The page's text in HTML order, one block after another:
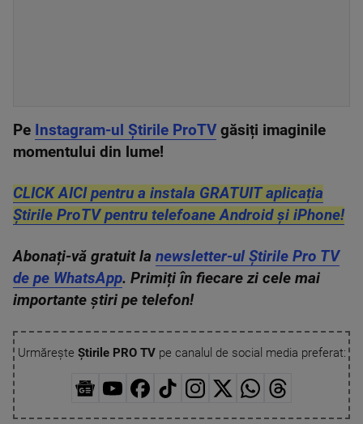
Pe Instagram-ul Știrile ProTV găsiți imaginile
momentului din lume!
CLICK AICI pentru a instala GRATUIT aplicația
Știrile ProTV pentru telefoane Android și iPhone!
Abonați-vă gratuit la newsletter-ul Știrile Pro TV
de pe WhatsApp. Primiți în fiecare zi cele mai
importante știri pe telefon!
Urmărește Știrile PRO TVpe canalul de social media preferat: